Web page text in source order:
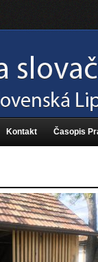
Kontakt Časopis